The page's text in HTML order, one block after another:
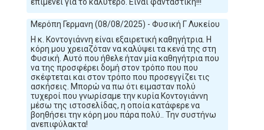
επιμένει για το καλύτερο. Είναι φανταστική!!!
Μερόπη Γερμανη (08/08/2025) - Φυσική Γ Λυκείου
Η κ. Κοντογιάννη είναι εξαιρετική καθηγήτρια. Η
κόρη μου χρειαζόταν να καλύψει τα κενά της στη
Φυσική. Αυτό που ήθελε ήταν μία καθηγήτρια που
να της προσφέρει δομή στον τρόπο που που
σκέφτεται και στον τρόπο που προσεγγίζει τις
ασκήσεις. Μπορώ να πω ότι ειμασταν πολύ
τυχεροί που γνωρίσαμε την κυρία Κοντογιάννη
μέσω της ιστοσελίδας, η οποία κατάφερε να
βοηθήσει την κόρη μου πάρα πολύ.. Την συστήνω
ανεπιφύλακτα!